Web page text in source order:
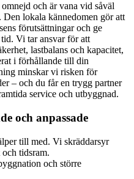
och är vana vid såväl
lokala kännedomen gör att
förutsättningar och ge
Vi tar ansvar för att
lastbalans och kapacitet,
i förhållande till din
minskar vi risken för
– och du får en trygg partner
service och utbyggnad.
och anpassade
till med. Vi skräddarsyr
tidsram.
och större